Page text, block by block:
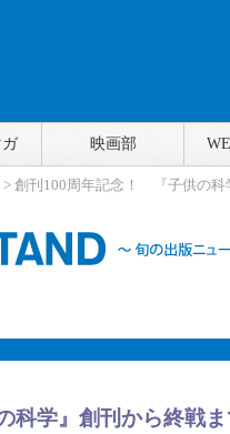
映画部
> 創刊100周年記念！ 『子供の科
学』創刊から終戦ま